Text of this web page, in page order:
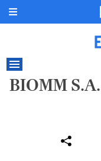
BIOMM